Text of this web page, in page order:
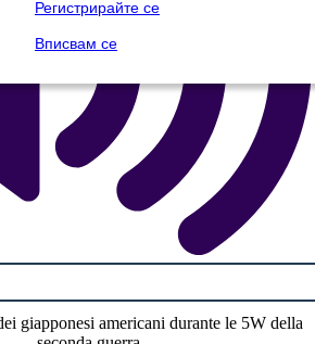
Регистрирайте се
Вписвам се